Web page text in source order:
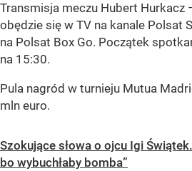
Transmisja meczu Hubert Hurkacz
obędzie się w TV na kanale Polsat
na Polsat Box Go. Początek
na 15:30.
Pula nagród w turnieju Mutua
mln euro.
Szokujące słowa o ojcu Igi
bo wybuchłaby bomba”